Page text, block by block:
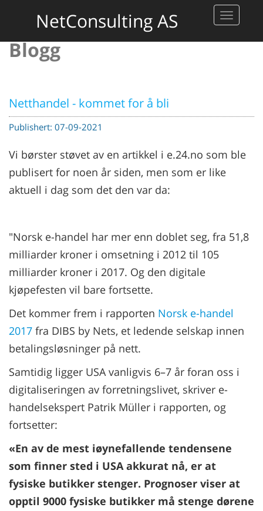
Toggle
NetConsulting AS
Blogg
Netthandel - kommet for å bli
Publishert: 07-09-2021
Vi børster støvet av en artikkel i e.24.no som ble
publisert for noen år siden, men som er like
aktuell i dag som det den var da:
"Norsk e-handel har mer enn doblet seg, fra 51,8
milliarder kroner i omsetning i 2012 til 105
milliarder kroner i 2017. Og den digitale
kjøpefesten vil bare fortsette.
Det kommer frem i rapporten Norsk e-handel
2017 fra DIBS by Nets, et ledende selskap innen
betalingsløsninger på nett.
Samtidig ligger USA vanligvis 6–7 år foran oss i
digitaliseringen av forretningslivet, skriver e-
handelsekspert Patrik Müller i rapporten, og
fortsetter:
«En av de mest iøynefallende tendensene
som finner sted i USA akkurat nå, er at
fysiske butikker stenger. Prognoser viser at
opptil 9000 fysiske butikker må stenge dørene